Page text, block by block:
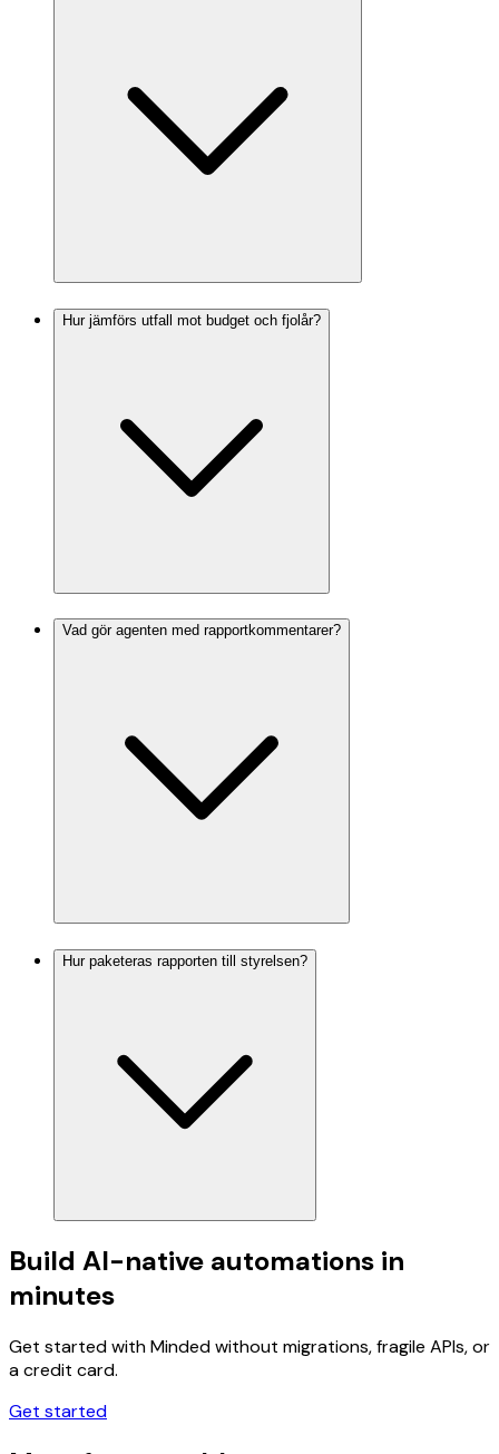
Hur jämförs utfall mot budget och fjolår?
Vad gör agenten med rapportkommentarer?
Hur paketeras rapporten till styrelsen?
Build AI-native automations in
minutes
Get started with Minded without migrations, fragile APIs, or
a credit card.
Get started